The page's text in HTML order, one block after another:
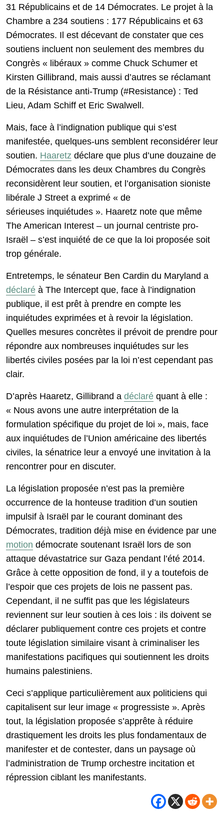
31 Républicains et de 14 Démocrates. Le projet à la
Chambre a 234 soutiens : 177 Républicains et 63
Démocrates. Il est décevant de constater que ces
soutiens incluent non seulement des membres du
Congrès « libéraux » comme Chuck Schumer et
Kirsten Gillibrand, mais aussi d’autres se réclamant
de la Résistance anti-Trump (#Resistance) : Ted
Lieu, Adam Schiff et Eric Swalwell.
Mais, face à l’indignation publique qui s’est
manifestée, quelques-uns semblent reconsidérer leur
soutien. Haaretz déclare que plus d’une douzaine de
Démocrates dans les deux Chambres du Congrès
reconsidèrent leur soutien, et l’organisation sioniste
libérale J Street a exprimé « de
sérieuses inquiétudes ». Haaretz note que même
The American Interest – un journal centriste pro-
Israël – s’est inquiété de ce que la loi proposée soit
trop générale.
Entretemps, le sénateur Ben Cardin du Maryland a
déclaré à The Intercept que, face à l’indignation
publique, il est prêt à prendre en compte les
inquiétudes exprimées et à revoir la législation.
Quelles mesures concrètes il prévoit de prendre pour
répondre aux nombreuses inquiétudes sur les
libertés civiles posées par la loi n’est cependant pas
clair.
D’après Haaretz, Gillibrand a déclaré quant à elle :
« Nous avons une autre interprétation de la
formulation spécifique du projet de loi », mais, face
aux inquiétudes de l’Union américaine des libertés
civiles, la sénatrice leur a envoyé une invitation à la
rencontrer pour en discuter.
La législation proposée n’est pas la première
occurrence de la honteuse tradition d’un soutien
impulsif à Israël par le courant dominant des
Démocrates, tradition déjà mise en évidence par une
motion démocrate soutenant Israël lors de son
attaque dévastatrice sur Gaza pendant l’été 2014.
Grâce à cette opposition de fond, il y a toutefois de
l’espoir que ces projets de lois ne passent pas.
Cependant, il ne suffit pas que les législateurs
reviennent sur leur soutien à ces lois : ils doivent se
déclarer publiquement contre ces projets et contre
toute législation similaire visant à criminaliser les
manifestations pacifiques qui soutiennent les droits
humains palestiniens.
Ceci s’applique particulièrement aux politiciens qui
capitalisent sur leur image « progressiste ». Après
tout, la législation proposée s’apprête à réduire
drastiquement les droits les plus fondamentaux de
manifester et de contester, dans un paysage où
l’administration de Trump orchestre incitation et
répression ciblant les manifestants.